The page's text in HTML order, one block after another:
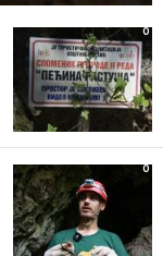
0
0